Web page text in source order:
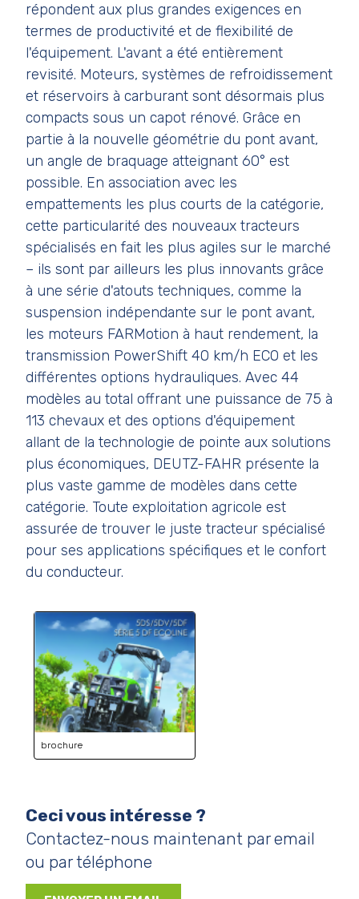
répondent aux plus grandes exigences en
termes de productivité et de flexibilité de
l'équipement. L'avant a été entièrement
revisité. Moteurs, systèmes de refroidissement
et réservoirs à carburant sont désormais plus
compacts sous un capot rénové. Grâce en
partie à la nouvelle géométrie du pont avant,
un angle de braquage atteignant 60° est
possible. En association avec les
empattements les plus courts de la catégorie,
cette particularité des nouveaux tracteurs
spécialisés en fait les plus agiles sur le marché
– ils sont par ailleurs les plus innovants grâce
à une série d'atouts techniques, comme la
suspension indépendante sur le pont avant,
les moteurs FARMotion à haut rendement, la
transmission PowerShift 40 km/h ECO et les
différentes options hydrauliques. Avec 44
modèles au total offrant une puissance de 75 à
113 chevaux et des options d'équipement
allant de la technologie de pointe aux solutions
plus économiques, DEUTZ-FAHR présente la
plus vaste gamme de modèles dans cette
catégorie. Toute exploitation agricole est
assurée de trouver le juste tracteur spécialisé
pour ses applications spécifiques et le confort
du conducteur.
brochure
Ceci vous intéresse ?
Contactez-nous maintenant par email
ou par téléphone